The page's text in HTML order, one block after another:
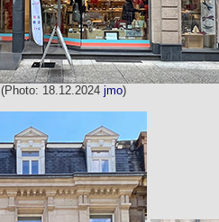
(Photo: 18.12.2024 jmo)